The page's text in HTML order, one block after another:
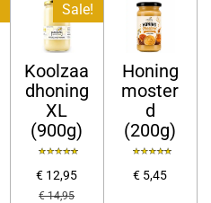
Sale!
Koolzaa
dhoning
XL
(900g)
€ 12,95
€ 14,95
Honing
moster
d
(200g)
€ 5,45